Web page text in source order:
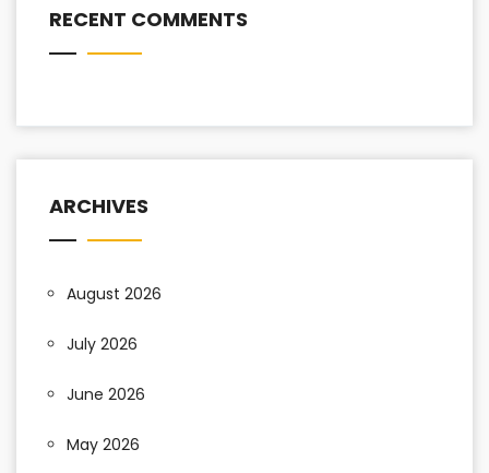
RECENT COMMENTS
ARCHIVES
August 2026
July 2026
June 2026
May 2026